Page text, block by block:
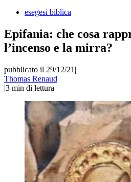
esegesi biblica
Epifania: che cosa
l’incenso e la mirra?
pubblicato il 29/12/21 |
Thomas Renaud
|3 min di lettura